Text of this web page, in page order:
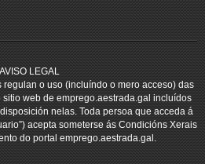
AVISO LEGAL
o uso (incluíndo o mero acceso) das
web de emprego.aestrada.gal incluídos
nelas. Toda persoa que acceda á
acepta someterse ás Condicións Xerais
do portal emprego.aestrada.gal.